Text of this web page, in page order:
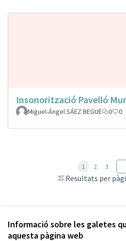
Informació sobre les galetes
aquesta pàgina web
Insonorització Pavelló
Miguel-Ángel SÁEZ BEGUÉ 0 0
Resultats per
1 2 3
Veure totes les propostes retirades